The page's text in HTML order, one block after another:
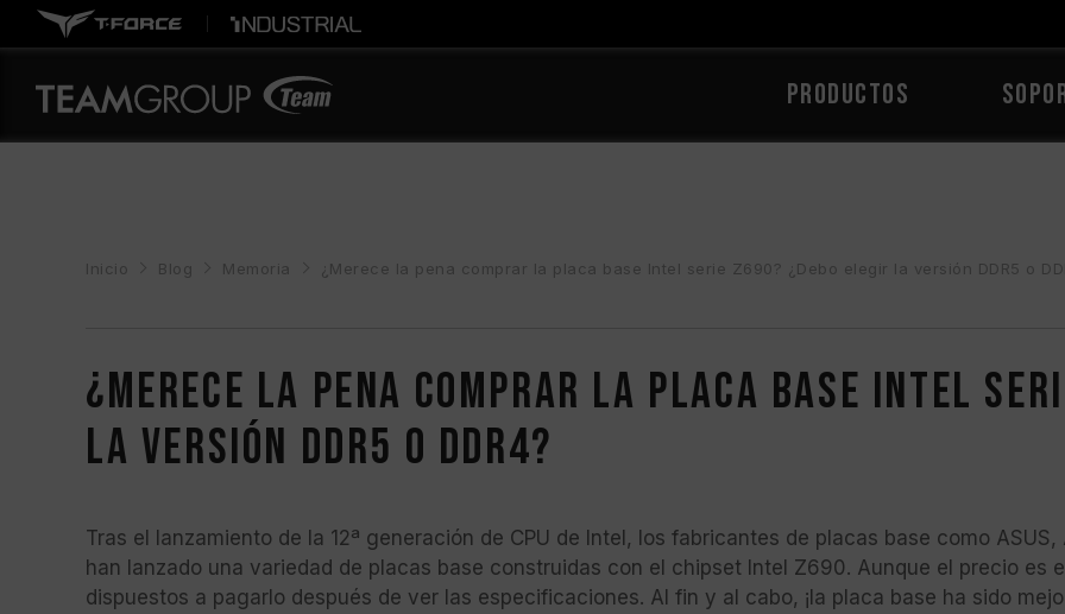
PRODUCTOS
Inicio Blog Memoria ¿Merece la pena comprar la placa base Intel serie Z690? ¿Debo elegir la versión DDR5 o
¿Merece la pena comprar la placa base Intel
la versión DDR5 o DDR4?
Tras el lanzamiento de la 12ª generación de CPU de Intel, los fabricantes de placas base como ASUS,
han lanzado una variedad de placas base construidas con el chipset Intel Z690. Aunque el precio es
dispuestos a pagarlo después de ver las especificaciones. Al fin y al cabo, ¡la placa base ha sido